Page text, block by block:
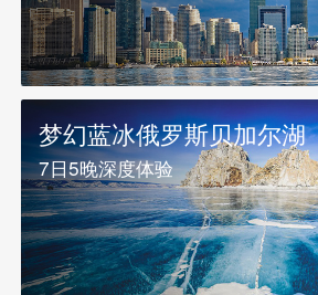
梦幻蓝冰俄罗斯贝加尔湖
7日5晚深度体验